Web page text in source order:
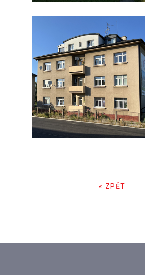
« ZPĚT